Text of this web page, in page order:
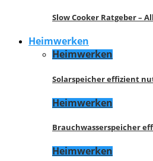
Slow Cooker Ratgeber –
Heimwerken
Heimwerken
Solarspeicher effizient
Heimwerken
Brauchwasserspeicher
Heimwerken